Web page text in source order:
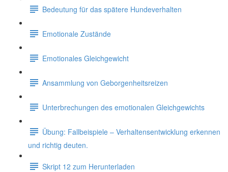
Bedeutung für das spätere Hundeverhalten
Emotionale Zustände
Emotionales Gleichgewicht
Ansammlung von Geborgenheitsreizen
Unterbrechungen des emotionalen Gleichgewichts
Übung: Fallbeispiele – Verhaltensentwicklung erkennen
und richtig deuten.
Skript 12 zum Herunterladen